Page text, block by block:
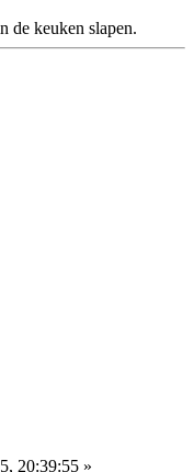
de keuken slapen.
20:39:55 »